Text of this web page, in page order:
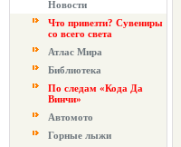
Новости
Что привезти? Сувениры
со всего света
Атлас Мира
Библиотека
По следам «Кода Да
Винчи»
Автомото
Горные лыжи